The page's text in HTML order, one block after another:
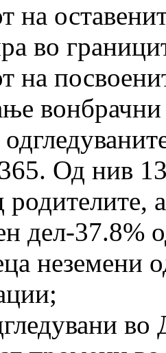
на
во
на
Од нив
родителите,
дел-37.8%
не­земени